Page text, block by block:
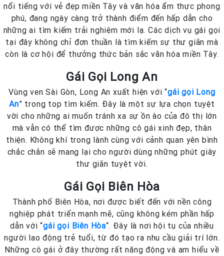
nổi tiếng với vẻ đẹp miền Tây và văn hóa ẩm thực phong
phú, đang ngày càng trở thành điểm đến hấp dẫn cho
những ai tìm kiếm trải nghiệm mới lạ. Các dịch vụ gái gọi
tại đây không chỉ đơn thuần là tìm kiếm sự thư giãn mà
còn là cơ hội để thưởng thức bản sắc văn hóa miền Tây.
Gái Gọi Long An
Vùng ven Sài Gòn, Long An xuất hiện với “gái gọi Long
An” trong top tìm kiếm. Đây là một sự lựa chọn tuyệt
vời cho những ai muốn tránh xa sự ồn ào của đô thị lớn
mà vẫn có thể tìm được những cô gái xinh đẹp, thân
thiện. Không khí trong lành cùng với cảnh quan yên bình
chắc chắn sẽ mang lại cho người dùng những phút giây
thư giãn tuyệt vời.
Gái Gọi Biên Hòa
Thành phố Biên Hòa, nơi được biết đến với nền công
nghiệp phát triển mạnh mẽ, cũng không kém phần hấp
dẫn với “gái gọi Biên Hòa“. Đây là nơi hội tụ của nhiều
người lao động trẻ tuổi, từ đó tạo ra nhu cầu giải trí lớn.
Những cô gái ở đây thường rất năng động và am hiểu về